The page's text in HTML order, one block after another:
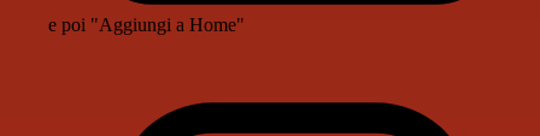
e poi "Aggiungi a Home"